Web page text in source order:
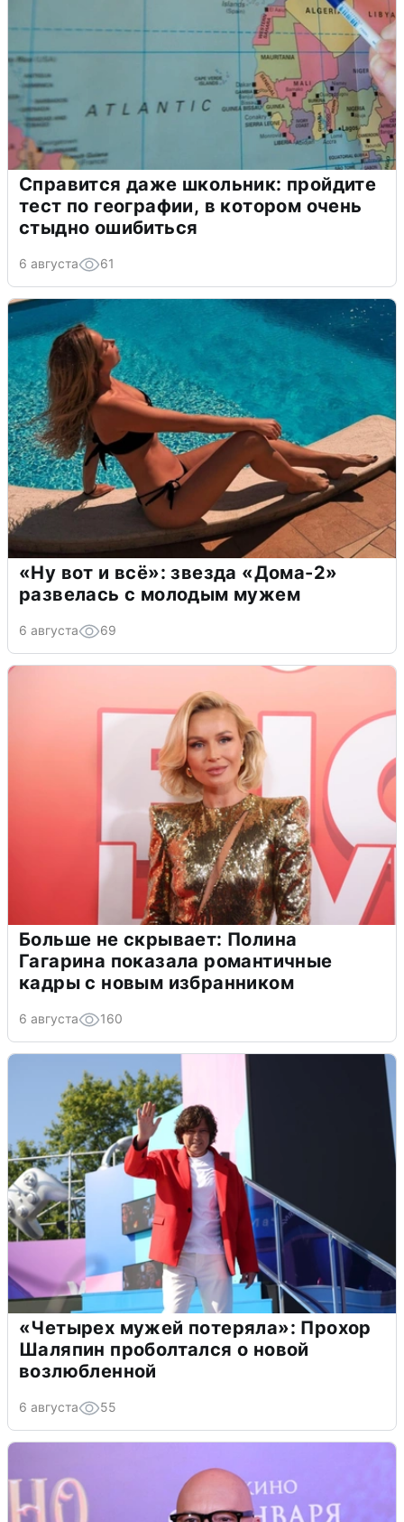
Справится даже школьник: пройдите
тест по географии, в котором очень
стыдно ошибиться
6 августа 61
«Ну вот и всё»: звезда «Дома-2»
развелась с молодым мужем
6 августа 69
Больше не скрывает: Полина
Гагарина показала романтичные
кадры с новым избранником
6 августа 160
«Четырех мужей потеряла»: Прохор
Шаляпин проболтался о новой
возлюбленной
6 августа 55